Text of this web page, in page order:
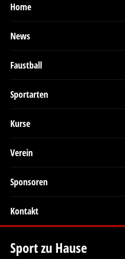
Home
News
Faustball
Sportarten
Kurse
Verein
Sponsoren
Kontakt
Sport zu Hause